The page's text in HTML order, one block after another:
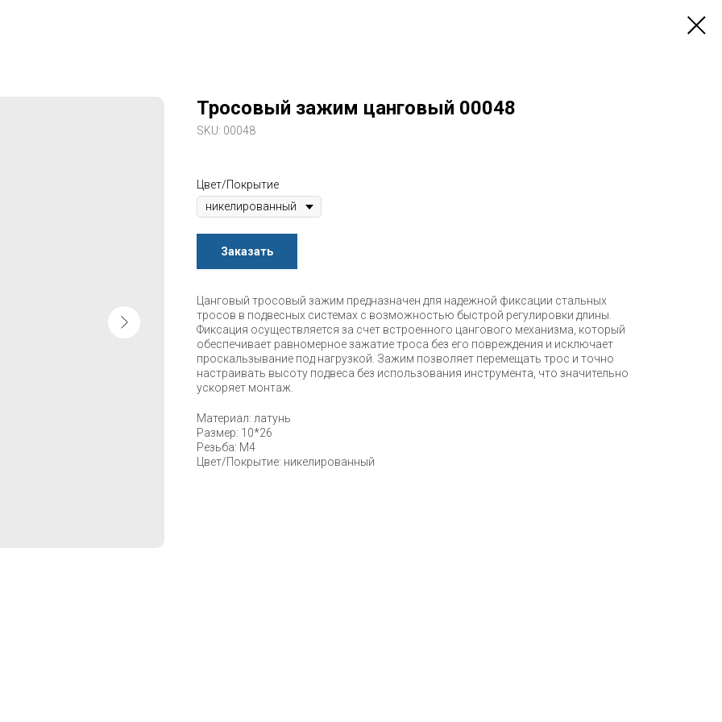
Тросовый зажим цанговый 00048
SKU: 00048
Цвет/Покрытие
Заказать
Цанговый тросовый зажим предназначен для надежной фиксации стальных
тросов в подвесных системах с возможностью быстрой регулировки длины.
Фиксация осуществляется за счет встроенного цангового механизма, который
обеспечивает равномерное зажатие троса без его повреждения и исключает
проскальзывание под нагрузкой. Зажим позволяет перемещать трос и точно
настраивать высоту подвеса без использования инструмента, что значительно
ускоряет монтаж.
Материал: латунь
Размер: 10*26
Резьба: M4
Цвет/Покрытие: никелированный